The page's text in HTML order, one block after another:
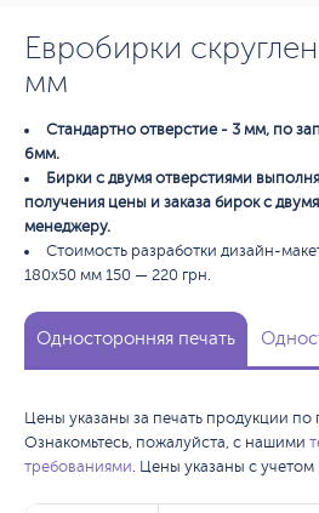
Евробирки
мм
Стандартно отверстие - 3 мм, по
6мм.
Бирки с двумя отверстиями
получения цены и заказа бирок с
менеджеру.
Стоимость разработки дизайн-
180х50 мм 150 — 220 грн.
Односторонняя печать
Цены указаны за печать продукции по
Ознакомьтесь, пожалуйста, с нашими
требованиями. Цены указаны с